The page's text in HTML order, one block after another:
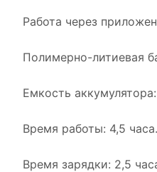
Работа через
Полимерно-литиевая
Емкость
Время работы: 4,5 часа.
Время зарядки: 2,5